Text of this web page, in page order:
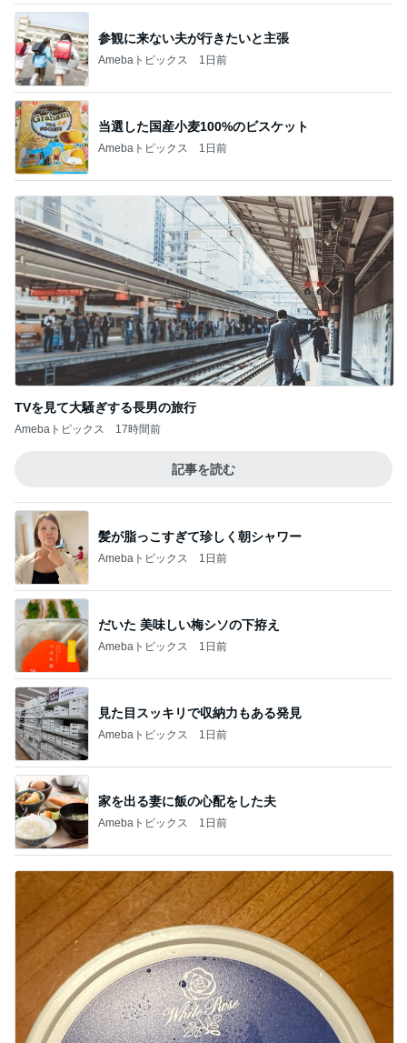
参観に来ない夫が行きたいと主張
Amebaトピックス 1日前
当選した国産小麦100%のビスケット
Amebaトピックス 1日前
TVを見て大騒ぎする長男の旅行
Amebaトピックス 17時間前
記事を読む
髪が脂っこすぎて珍しく朝シャワー
Amebaトピックス 1日前
だいた 美味しい梅シソの下拵え
Amebaトピックス 1日前
見た目スッキリで収納力もある発見
Amebaトピックス 1日前
家を出る妻に飯の心配をした夫
Amebaトピックス 1日前